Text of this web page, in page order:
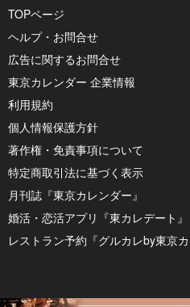
TOPページ
ヘルプ・お問合せ
広告に関するお問合せ
東京カレンダー 企業情報
利用規約
個人情報保護方針
著作権・免責事項について
特定商取引法に基づく表示
月刊誌『東京カレンダー』
婚活・恋活アプリ『東カレデート』
レストラン予約『グルカレby東京カ